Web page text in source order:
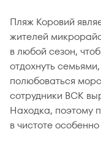
Пляж Коровий
жителей
в любой сезон,
отдохнуть
полюбоваться
сотрудники ВСК
Находка, поэтому
в чистоте